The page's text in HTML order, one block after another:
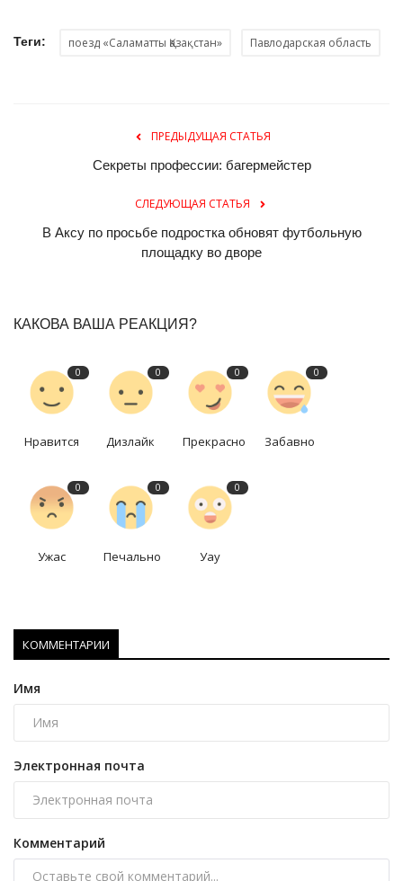
Теги: поезд «Саламатты Қазақстан» Павлодарская область
ПРЕДЫДУЩАЯ СТАТЬЯ
Секреты профессии: багермейстер
СЛЕДУЮЩАЯ СТАТЬЯ
В Аксу по просьбе подростка обновят футбольную
площадку во дворе
КАКОВА ВАША РЕАКЦИЯ?
0
Нравится
0
Дизлайк
0
Прекрасно
0
Забавно
0
Ужас
0
Печально
0
Уау
КОММЕНТАРИИ
Имя
Электронная почта
Комментарий